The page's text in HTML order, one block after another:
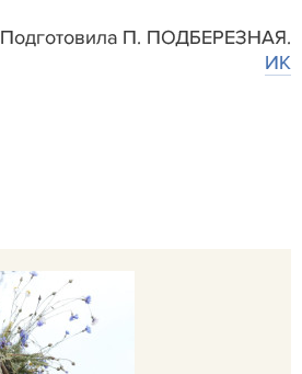
Подготовила П. ПОДБЕРЕЗНАЯ.
ИК